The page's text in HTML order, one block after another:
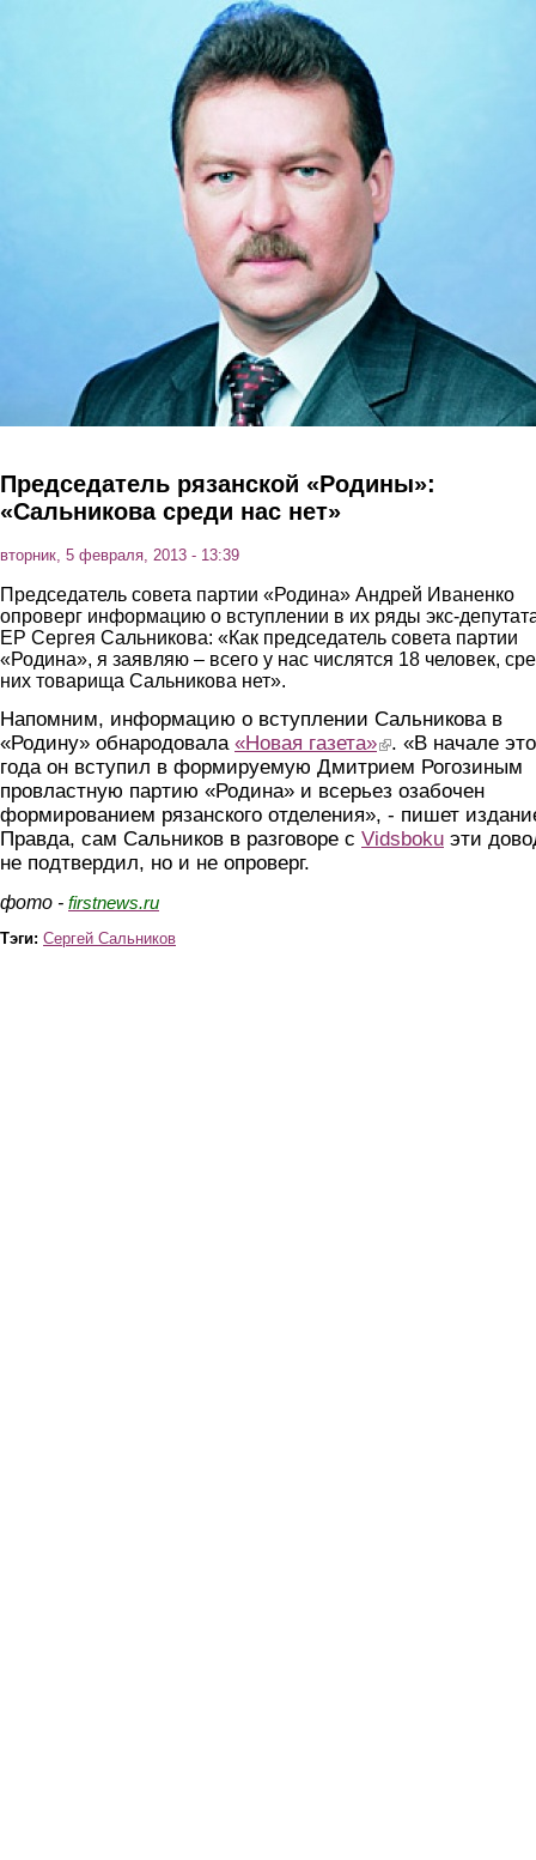
Перейти к основному содержанию
Председатель рязанской «Родины»:
«Сальникова среди нас нет»
вторник, 5 февраля, 2013 - 13:39
Председатель совета партии «Родина» Андрей Иваненко
опроверг информацию о вступлении в их ряды экс-
ЕР Сергея Сальникова: «Как председатель совета партии
«Родина», я заявляю – всего у нас числятся 18 человек,
них товарища Сальникова нет».
Напомним, информацию о вступлении Сальникова в
«Родину» обнародовала «Новая газета»(link is external)
. «В начале
года он вступил в формируемую Дмитрием Рогозиным
провластную партию «Родина» и всерьез озабочен
формированием рязанского отделения», - пишет
Правда, сам Сальников в разговоре с Vidsboku эти
не подтвердил, но и не опроверг.
фото - firstnews.ru
Тэги: Сергей Сальников